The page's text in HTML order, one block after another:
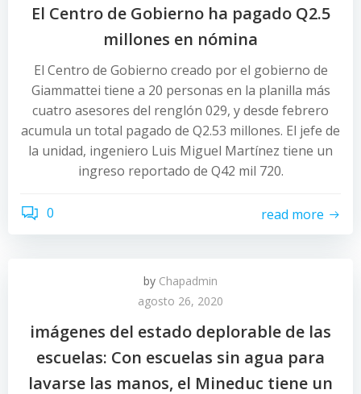
El Centro de Gobierno ha pagado Q2.5
millones en nómina
El Centro de Gobierno creado por el gobierno de
Giammattei tiene a 20 personas en la planilla más
cuatro asesores del renglón 029, y desde febrero
acumula un total pagado de Q2.53 millones. El jefe de
la unidad, ingeniero Luis Miguel Martínez tiene un
ingreso reportado de Q42 mil 720.
0 read more
by Chapadmin
agosto 26, 2020
imágenes del estado deplorable de las
escuelas: Con escuelas sin agua para
lavarse las manos, el Mineduc tiene un